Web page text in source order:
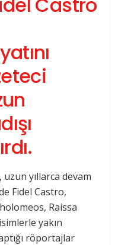
yıllarca devam
Fidel Castro,
Raissa
yakın
röportajlar